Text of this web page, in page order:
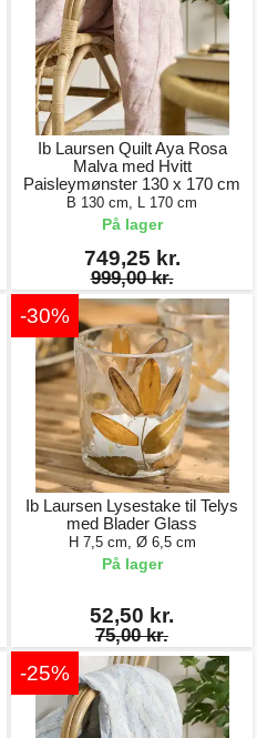
Ib Laursen Quilt Aya Rosa
Malva med Hvitt
Paisleymønster 130 x 170 cm
B 130 cm, L 170 cm
På lager
749,25 kr.
999,00 kr.
-30%
Ib Laursen Lysestake til Telys
med Blader Glass
H 7,5 cm, Ø 6,5 cm
På lager
52,50 kr.
75,00 kr.
-25%